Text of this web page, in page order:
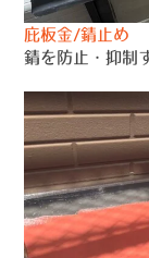
庇板金/錆止め
錆を防止・抑制